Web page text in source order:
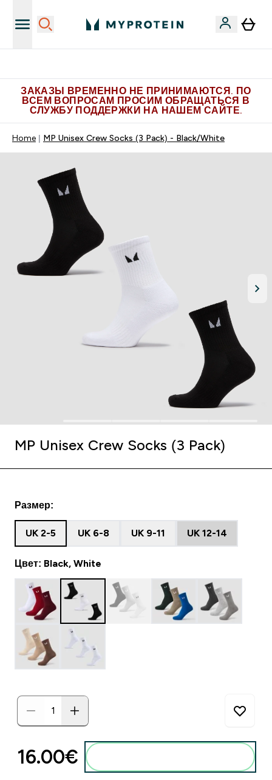
ЗАКАЗЫ ВРЕМЕННО НЕ ПРИНИМАЮТСЯ. ПО
ВСЕМ ВОПРОСАМ ПРОСИМ ОБРАЩАТЬСЯ В
СЛУЖБУ ПОДДЕРЖКИ НА НАШЕМ САЙТЕ.
Home MP Unisex Crew Socks (3 Pack) - Black/White
MP Unisex Crew Socks (3 Pack)
Размер:
UK 2-5 UK 6-8 UK 9-11 UK 12-14
Цвет: Black, White
16.00€‎